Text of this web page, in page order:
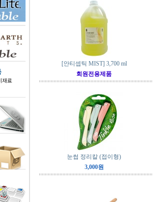
[안티셉틱 MIST] 3,700 ml
회원전용제품
눈썹 정리칼 (접이형)
3,000원